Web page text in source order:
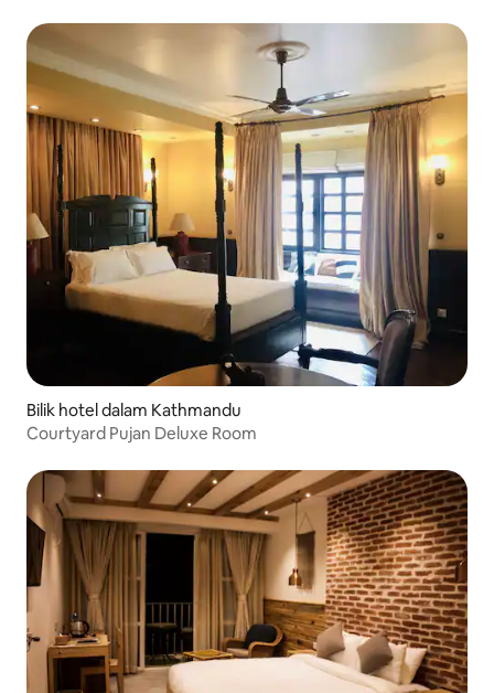
Bilik hotel dalam Kathmandu
Courtyard Pujan Deluxe Room